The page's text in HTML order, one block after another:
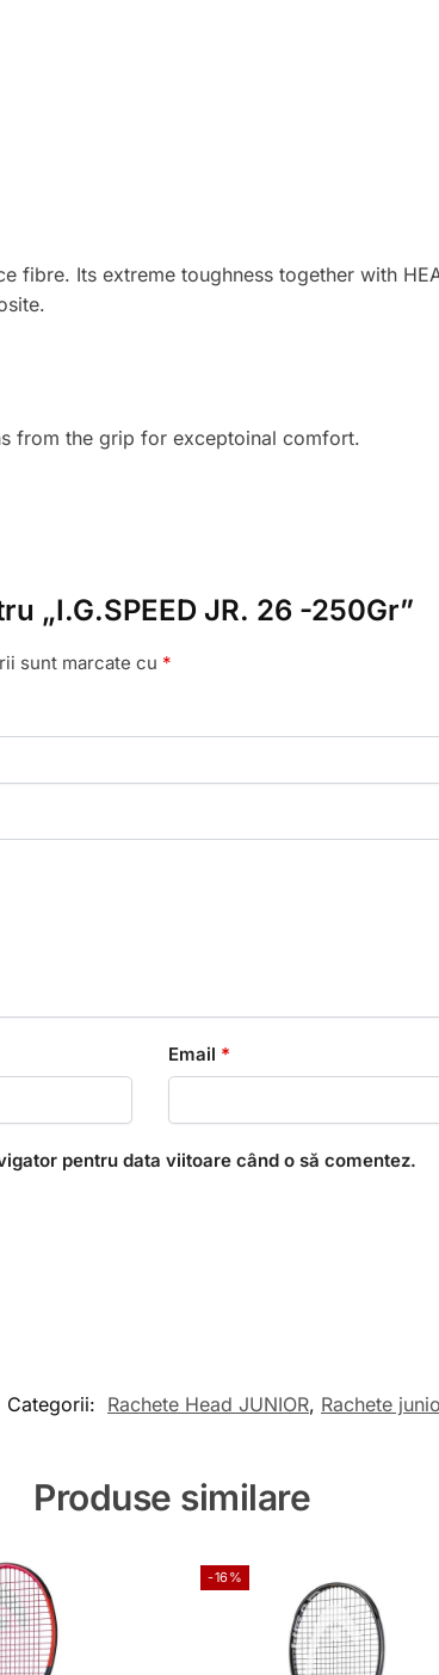
fibre. Its extreme toughness together with
from the grip for exceptoinal comfort.
„I.G.SPEED JR. 26 -250Gr”
sunt marcate cu *
Email *
pentru data viitoare când o să comentez.
Categorii: Rachete Head JUNIOR, Rachete
Produse similare
-16%